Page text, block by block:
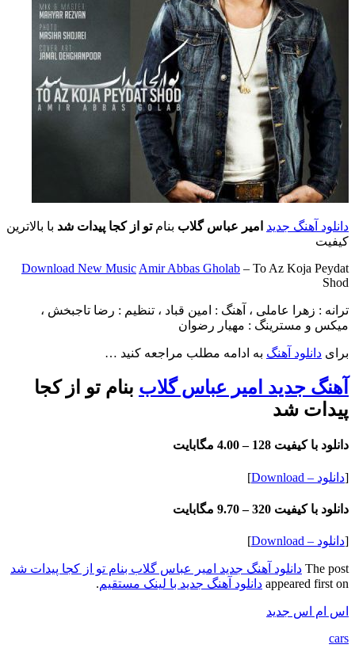
دانلود آهنگ جدید امیر عباس گلاب بنام تو از کجا پیدات شد با بالاترین
کیفیت
Download New Music Amir Abbas Gholab – To Az Koja Peydat
Shod
ترانه : زهرا عاملی ، آهنگ : امین قباد ، تنظیم : رضا تاجبخش ،
میکس و مسترینگ : مهیار رضوان
برای دانلود آهنگ به ادامه مطلب مراجعه کنید …
آهنگ جدید امیر عباس گلاب بنام تو از کجا
پیدات شد
دانلود با کیفیت 128 – 4.00 مگابایت
[دانلود – Download ]
دانلود با کیفیت 320 – 9.70 مگابایت
[دانلود – Download ]
The post دانلود آهنگ جدید امیر عباس گلاب بنام تو از کجا پیدات شد
appeared first on دانلود آهنگ جدید با لینک مستقیم.
اس ام اس جدید
cars